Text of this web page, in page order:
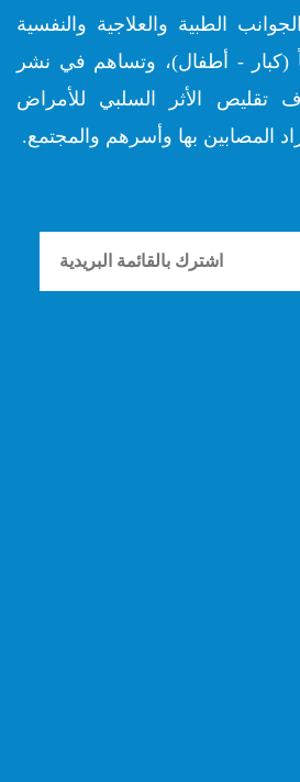
الطبية والعلاجية والنفسية
(كبار - أطفال)، وتساهم في نشر
تقليص الأثر السلبي للأمراض
المصابين بها وأسرهم والمجتمع.